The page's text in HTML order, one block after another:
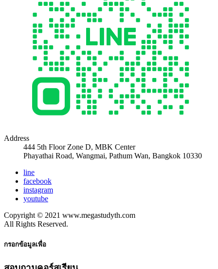
Address
444 5th Floor Zone D, MBK Center
Phayathai Road, Wangmai, Pathum Wan, Bangkok 10330
line
facebook
instagram
youtube
Copyright © 2021 www.megastudyth.com
All Rights Reserved.
กรอกข้อมูลเพื่อ